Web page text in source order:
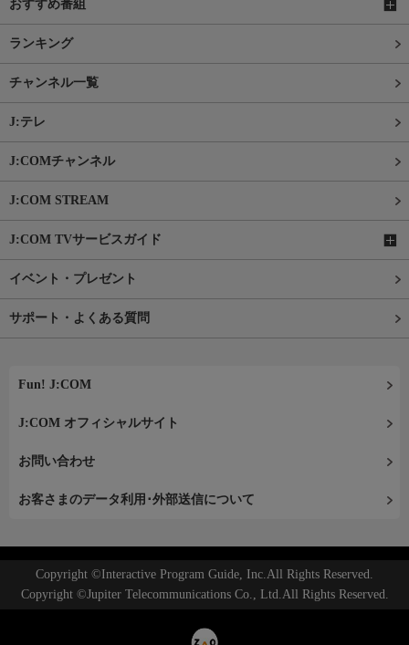
おすすめ番組
ランキング
チャンネル一覧
J:テレ
J:COMチャンネル
J:COM STREAM
J:COM TVサービスガイド
イベント・プレゼント
サポート・よくある質問
Fun! J:COM
J:COM オフィシャルサイト
お問い合わせ
お客さまのデータ利用･外部送信について
Copyright ©Interactive Program Guide, Inc.All Rights Reserved.
Copyright ©Jupiter Telecommunications Co., Ltd.All Rights Reserved.